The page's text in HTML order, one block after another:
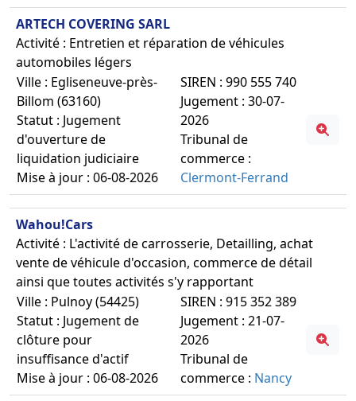
ARTECH COVERING SARL
Activité : Entretien et réparation de véhicules
automobiles légers
Ville : Egliseneuve-près-
Billom (63160)
Statut : Jugement
d'ouverture de
liquidation judiciaire
Mise à jour : 06-08-2026
SIREN : 990 555 740
Jugement : 30-07-
2026
Tribunal de
commerce :
Clermont-Ferrand
Wahou!Cars
Activité : L'activité de carrosserie, Detailling, achat
vente de véhicule d'occasion, commerce de détail
ainsi que toutes activités s'y rapportant
Ville : Pulnoy (54425)
Statut : Jugement de
clôture pour
insuffisance d'actif
Mise à jour : 06-08-2026
SIREN : 915 352 389
Jugement : 21-07-
2026
Tribunal de
commerce : Nancy